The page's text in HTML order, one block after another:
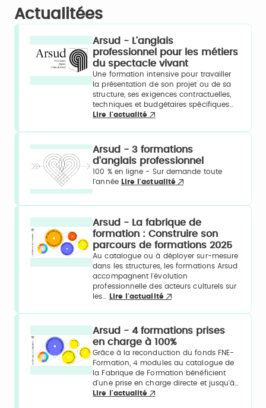
Actualitées
Arsud - L’anglais
professionnel pour les métiers
du spectacle vivant
Une formation intensive pour travailler
la présentation de son projet ou de sa
structure, ses exigences contractuelles,
techniques et budgétaires spécifiques…
Lire l'actualité
Arsud - 3 formations
d'anglais professionnel
100 % en ligne - Sur demande toute
l'année Lire l'actualité
Arsud - La fabrique de
formation : Construire son
parcours de formations 2025
Au catalogue ou à déployer sur-mesure
dans les structures, les formations Arsud
accompagnent l'évolution
professionnelle des acteurs culturels sur
les…
Lire l'actualité
Arsud - 4 formations prises
en charge à 100%
Grâce à la reconduction du fonds FNE-
Formation, 4 modules au catalogue de
la Fabrique de Formation bénéficient
d'une prise en charge directe et jusqu'à…
Lire l'actualité